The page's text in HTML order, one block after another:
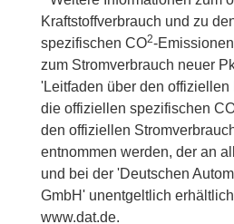
Kraftstoffverbrauch und zu
spezifischen CO2-
zum Stromverbrauch neuer
'Leitfaden über den offiziellen
die offiziellen spezifischen
den offiziellen
entnommen werden, der an
und bei der 'Deutschen
GmbH' unentgeltlich
www.dat.de.